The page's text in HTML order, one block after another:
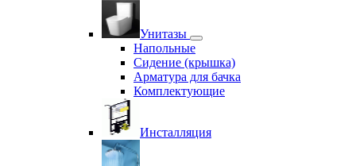
Унитазы
Напольные
Сидение (крышка)
Арматура для бачка
Комплектующие
Инсталляция